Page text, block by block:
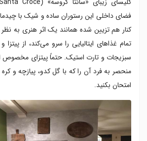
فضای داخلی این رستوران ساده و شیک با
کنار هم تزیین شده همانند یک اثر هنری به
تمام غذاهای ایتالیایی را سرو می‌کند، از پیتزا
سبزیجات و تارت استیک. حتماً پیتزای مخصوص
منحصر به‌ فرد آن را که با گل کدو، پیازچه و
امتحان بکنید.